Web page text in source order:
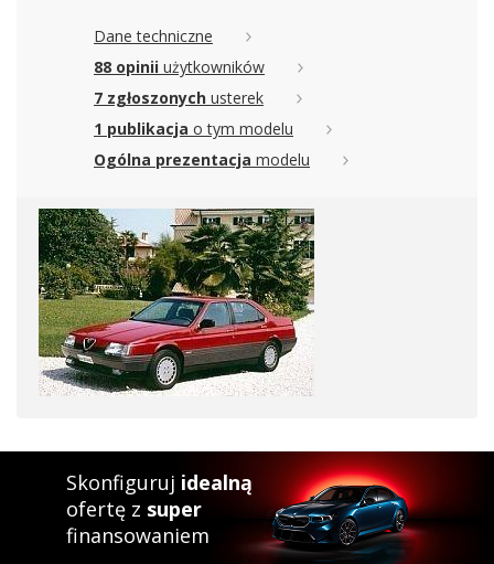
Dane techniczne
88 opinii użytkowników
7 zgłoszonych usterek
1 publikacja o tym modelu
Ogólna prezentacja modelu
Skonfiguruj idealną
ofertę z super
finansowaniem